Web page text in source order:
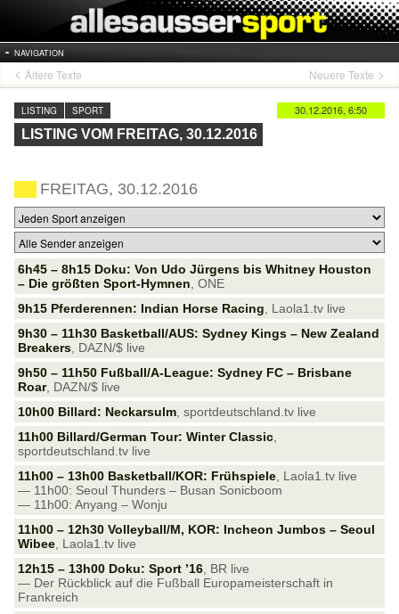
NAVIGATION
Ältere Texte Neuere Texte
30.12.2016, 6:50
LISTING SPORT
LISTING VOM FREITAG, 30.12.2016
FREITAG, 30.12.2016
6h45 – 8h15 Doku: Von Udo Jürgens bis Whitney Houston
– Die größten Sport-Hymnen , ONE
9h15 Pferderennen: Indian Horse Racing , Laola1.tv live
9h30 – 11h30 Basketball/AUS: Sydney Kings – New Zealand
Breakers , DAZN/$ live
9h50 – 11h50 Fußball/A-League: Sydney FC – Brisbane
Roar, DAZN/$ live
10h00 Billard: Neckarsulm , sportdeutschland.tv live
11h00 Billard/German Tour: Winter Classic
sportdeutschland.tv live
11h00 – 13h00 Basketball/KOR: Frühspiele , Laola1.tv live
— 11h00: Seoul Thunders – Busan Sonicboom
— 11h00: Anyang – Wonju
11h00 – 12h30 Volleyball/M, KOR: Incheon Jumbos – Seoul
Wibee , Laola1.tv live
12h15 – 13h00 Doku: Sport ’16 , BR live
— Der Rückblick auf die Fußball Europameisterschaft in
Frankreich